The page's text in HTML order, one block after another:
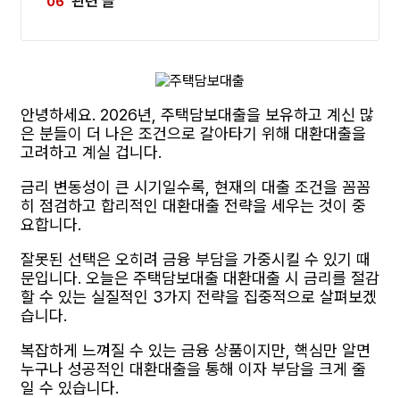
안녕하세요. 2026년, 주택담보대출을 보유하고 계신 많
은 분들이 더 나은 조건으로 갈아타기 위해 대환대출을
고려하고 계실 겁니다.
금리 변동성이 큰 시기일수록, 현재의 대출 조건을 꼼꼼
히 점검하고 합리적인 대환대출 전략을 세우는 것이 중
요합니다.
잘못된 선택은 오히려 금융 부담을 가중시킬 수 있기 때
문입니다. 오늘은 주택담보대출 대환대출 시 금리를 절감
할 수 있는 실질적인 3가지 전략을 집중적으로 살펴보겠
습니다.
복잡하게 느껴질 수 있는 금융 상품이지만, 핵심만 알면
누구나 성공적인 대환대출을 통해 이자 부담을 크게 줄
일 수 있습니다.